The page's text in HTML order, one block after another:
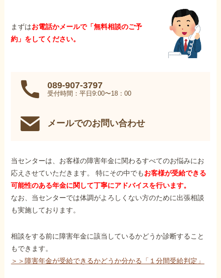
まずはお電話かメールで「無料相談のご予
約」をしてください。
089-907-3797
受付時間：平日9:00〜18：00
メールでのお問い合わせ
当センターは、お客様の障害年金に関わるすべてのお悩みにお
応えさせていただきます。 特にその中でもお客様が受給できる
可能性のある年金に関して丁寧にアドバイスを行います。
なお、当センターでは体調がよろしくない方のために出張相談
も実施しております。
相談をする前に障害年金に該当しているかどうか診断すること
もできます。
＞＞障害年金が受給できるかどうか分かる「１分間受給判定」